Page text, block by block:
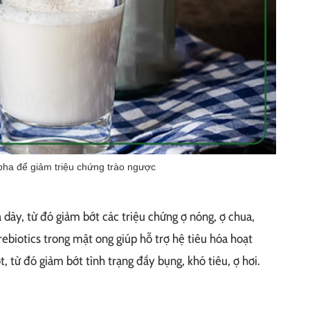
để giảm triệu chứng trào ngược
từ đó giảm bớt các triệu chứng ợ nóng, ợ chua,
trong mật ong giúp hỗ trợ hệ tiêu hóa hoạt
từ đó giảm bớt tình trạng đầy bụng, khó tiêu, ợ hơi.